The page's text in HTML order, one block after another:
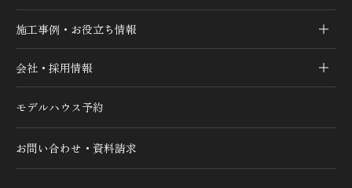
施工事例・お役立ち情報
会社・採用情報
モデルハウス予約
お問い合わせ・資料請求